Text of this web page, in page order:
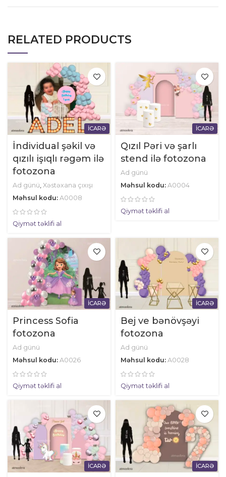
RELATED PRODUCTS
İCARƏ
İndividual şəkil və
qızılı işıqlı rəgəm ilə
fotozona
Ad günü, Xəstəxana çıxışı
Məhsul kodu: A0008
Qiymət təklifi al
İCARƏ
Qızıl Pəri və şarlı
stend ilə fotozona
Ad günü
Məhsul kodu: A0004
Qiymət təklifi al
İCARƏ
Princess Sofia
fotozona
Ad günü
Məhsul kodu: A0026
Qiymət təklifi al
İCARƏ
Bej ve bənövşəyi
fotozona
Ad günü
Məhsul kodu: A0028
Qiymət təklifi al
İCARƏ İCARƏ